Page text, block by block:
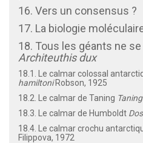
16. Vers un consensus ?
17. La biologie
18. Tous les géants ne
Architeuthis dux
18.1. Le calmar colossal
hamiltoniRobson, 1925
18.2. Le calmar de Taning
18.3. Le calmar de Humboldt
18.4. Le calmar crochu
Filippova, 1972